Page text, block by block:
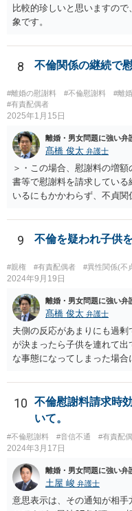
比較的珍しいと思いますの
象です。
8 不倫関係の継続で
#離婚の慰謝料 #不倫慰謝料 #離
#有責配偶者
2025年1月15日
離婚・男女問題に強い弁
髙橋 俊太 弁護士
＞・この場合、慰謝料の増
書等で慰謝料を請求してい
いるにもかかわらず、不貞
ている裁判例もありますの
ょう。 ＞・この事実が何か
が、不貞が継続している事実
るので、請求を拡張するか、
後の攻防で主張立証してい
当弁護士とよく相談してみる
9 不倫を疑われ子供
#親権 #有責配偶者 #異性関係(不
2024年9月19日
離婚・男女問題に強い弁
髙橋 俊太 弁護士
夫側の反応があまりにも過
が決まったら子供を連れて出
な事態になってしまった場
でしょう。 親権者や監護者
「主たる監護者が父母いず
には、子が生まれてから現
に関する具体的（中心的）監
して、自分が主として子を
ります。【子供の監護は平日
あるのですが、上記のとおり
る必要があるので、最寄りの
10
不倫慰謝料請求時
いて。
#不倫慰謝料 #音信不通 #有責配
2024年3月17日
離婚・男女問題に強い弁
土屋 峻 弁護士
意思表示は、その通知が相